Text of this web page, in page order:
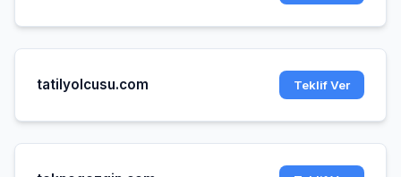
tatilyolcusu.com Teklif Ver